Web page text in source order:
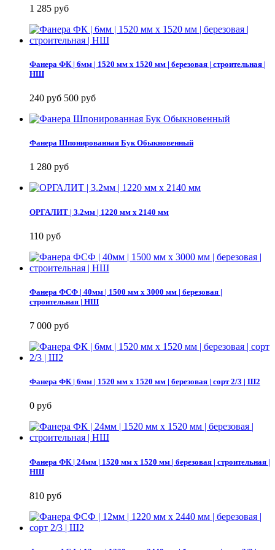
1 285 руб
Фанера ФК | 6мм | 1520 мм х 1520 мм | березовая | строительная |
НШ
240 руб 500 руб
Фанера Шпонированная Бук Обыкновенный
1 280 руб
ОРГАЛИТ | 3.2мм | 1220 мм х 2140 мм
110 руб
Фанера ФСФ | 40мм | 1500 мм х 3000 мм | березовая |
строительная | НШ
7 000 руб
Фанера ФК | 6мм | 1520 мм х 1520 мм | березовая | сорт 2/3 | Ш2
0 руб
Фанера ФК | 24мм | 1520 мм х 1520 мм | березовая | строительная |
НШ
810 руб